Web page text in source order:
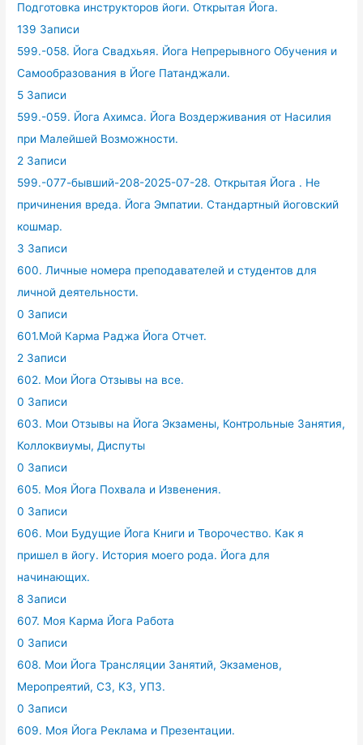
Подготовка инструкторов йоги. Открытая Йога.
139 Записи
599.-058. Йога Свадхьяя. Йога Непрерывного Обучения и
Самообразования в Йоге Патанджали.
5 Записи
599.-059. Йога Ахимса. Йога Воздерживания от Насилия
при Малейшей Возможности.
2 Записи
599.-077-бывший-208-2025-07-28. Открытая Йога . Не
причинения вреда. Йога Эмпатии. Стандартный йоговский
кошмар.
3 Записи
600. Личные номера преподавателей и студентов для
личной деятельности.
0 Записи
601.Мой Карма Раджа Йога Отчет.
2 Записи
602. Мои Йога Отзывы на все.
0 Записи
603. Мои Отзывы на Йога Экзамены, Контрольные Занятия,
Коллоквиумы, Диспуты
0 Записи
605. Моя Йога Похвала и Извенения.
0 Записи
606. Мои Будущие Йога Книги и Творочество. Как я
пришел в йогу. История моего рода. Йога для
начинающих.
8 Записи
607. Моя Карма Йога Работа
0 Записи
608. Мои Йога Трансляции Занятий, Экзаменов,
Меропреятий, СЗ, КЗ, УПЗ.
0 Записи
609. Моя Йога Реклама и Презентации.